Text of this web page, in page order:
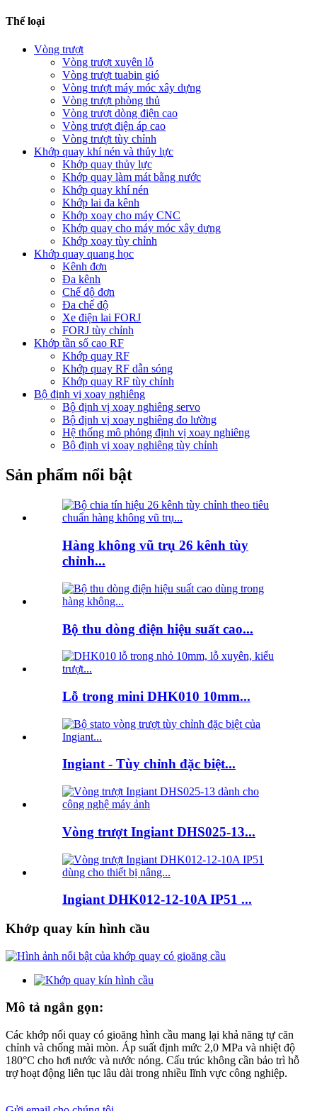
Thể loại
Vòng trượt
Vòng trượt xuyên lỗ
Vòng trượt tuabin gió
Vòng trượt máy móc xây dựng
Vòng trượt phòng thủ
Vòng trượt dòng điện cao
Vòng trượt điện áp cao
Vòng trượt tùy chỉnh
Khớp quay khí nén và thủy lực
Khớp quay thủy lực
Khớp quay làm mát bằng nước
Khớp quay khí nén
Khớp lai đa kênh
Khớp xoay cho máy CNC
Khớp quay cho máy móc xây dựng
Khớp xoay tùy chỉnh
Khớp quay quang học
Kênh đơn
Đa kênh
Chế độ đơn
Đa chế độ
Xe điện lai FORJ
FORJ tùy chỉnh
Khớp tần số cao RF
Khớp quay RF
Khớp quay RF dẫn sóng
Khớp quay RF tùy chỉnh
Bộ định vị xoay nghiêng
Bộ định vị xoay nghiêng servo
Bộ định vị xoay nghiêng đo lường
Hệ thống mô phỏng định vị xoay nghiêng
Bộ định vị xoay nghiêng tùy chỉnh
Sản phẩm nổi bật
Hàng không vũ trụ 26 kênh tùy
chỉnh...
Bộ thu dòng điện hiệu suất cao...
Lỗ trong mini DHK010 10mm...
Ingiant - Tùy chỉnh đặc biệt...
Vòng trượt Ingiant DHS025-13...
Ingiant DHK012-12-10A IP51 ...
Khớp quay kín hình cầu
Mô tả ngắn gọn:
Các khớp nối quay có gioăng hình cầu mang lại khả năng tự căn
chỉnh và chống mài mòn. Áp suất định mức 2,0 MPa và nhiệt độ
180°C cho hơi nước và nước nóng. Cấu trúc không cần bảo trì hỗ
trợ hoạt động liên tục lâu dài trong nhiều lĩnh vực công nghiệp.